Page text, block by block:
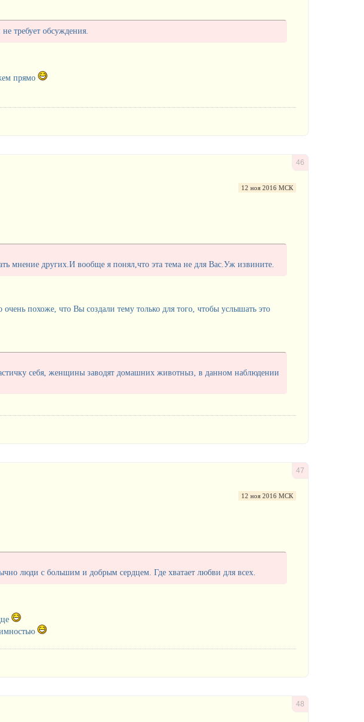
требует обсуждения.
прямо
46
12 ноя 2016 МСК
мнение других.И вообще я понял,что эта тема не для Вас.Уж извините.
похоже, что Вы создали тему только для того, чтобы услышать это
себя, женщины заводят домашних животныз, в данном наблюдении
47
12 ноя 2016 МСК
люди с большим и добрым сердцем. Где хватает любви для всех.
48